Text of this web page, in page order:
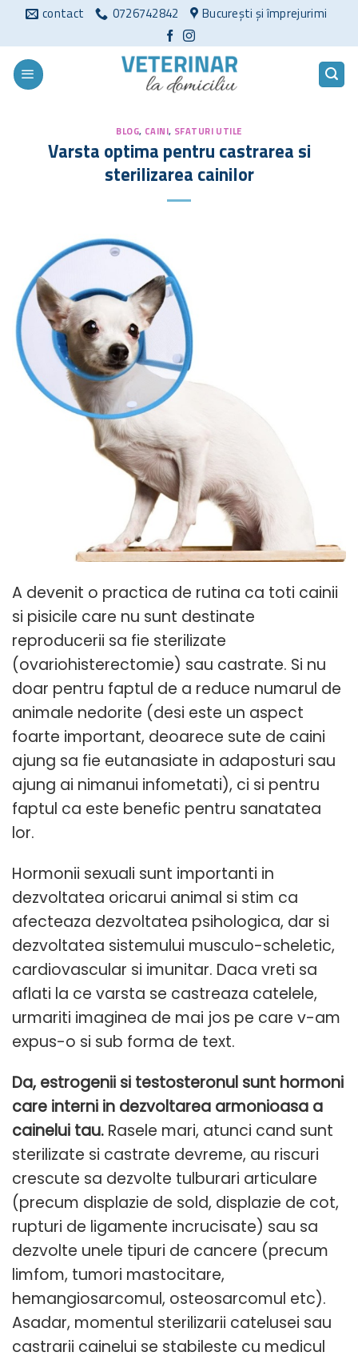
conținut
contact 0726742842 București și împrejurimi
BLOG, CAINI, SFATURI UTILE
Varsta optima pentru castrarea si
sterilizarea cainilor
A devenit o practica de rutina ca toti cainii
si pisicile care nu sunt destinate
reproducerii sa fie sterilizate
(ovariohisterectomie) sau castrate. Si nu
doar pentru faptul de a reduce numarul de
animale nedorite (desi este un aspect
foarte important, deoarece sute de caini
ajung sa fie eutanasiate in adaposturi sau
ajung ai nimanui infometati), ci si pentru
faptul ca este benefic pentru sanatatea
lor.
Hormonii sexuali sunt importanti in
dezvoltatea oricarui animal si stim ca
afecteaza dezvoltatea psihologica, dar si
dezvoltatea sistemului musculo-scheletic,
cardiovascular si imunitar. Daca vreti sa
aflati la ce varsta se castreaza catelele,
urmariti imaginea de mai jos pe care v-am
expus-o si sub forma de text.
Da, estrogenii si testosteronul sunt hormoni
care interni in dezvoltarea armonioasa a
cainelui tau. Rasele mari, atunci cand sunt
sterilizate si castrate devreme, au riscuri
crescute sa dezvolte tulburari articulare
(precum displazie de sold, displazie de cot,
rupturi de ligamente incrucisate) sau sa
dezvolte unele tipuri de cancere (precum
limfom, tumori mastocitare,
hemangiosarcomul, osteosarcomul etc).
Asadar, momentul sterilizarii catelusei sau
castrarii cainelui se stabileste cu medicul